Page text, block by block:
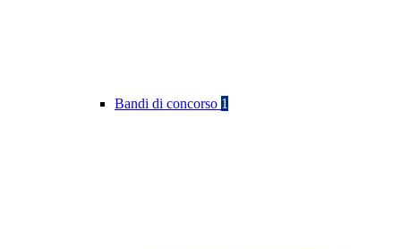
Bandi di concorso 1